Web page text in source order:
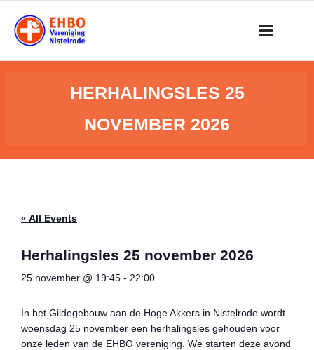
content
HERHALINGSLES 25
NOVEMBER 2026
« All Events
Herhalingsles 25 november 2026
25 november @ 19:45 - 22:00
In het Gildegebouw aan de Hoge Akkers in Nistelrode wordt
woensdag 25 november een herhalingsles gehouden voor
onze leden van de EHBO vereniging. We starten deze avond